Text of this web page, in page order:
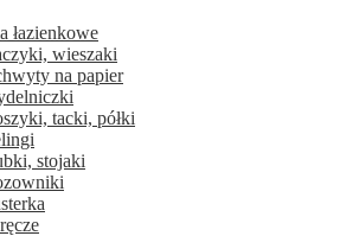
łazienkowe
wieszaki
na papier
tacki, półki
stojaki